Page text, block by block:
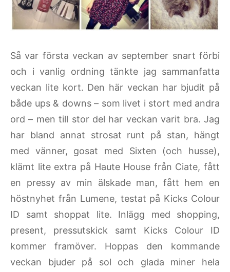
Så var första veckan av september snart förbi
och i vanlig ordning tänkte jag sammanfatta
veckan lite kort. Den här veckan har bjudit på
både ups & downs – som livet i stort med andra
ord – men till stor del har veckan varit bra. Jag
har bland annat strosat runt på stan, hängt
med vänner, gosat med Sixten (och husse),
klämt lite extra på Haute House från Ciate, fått
en pressy av min älskade man, fått hem en
höstnyhet från Lumene, testat på Kicks Colour
ID samt shoppat lite. Inlägg med shopping,
present, pressutskick samt Kicks Colour ID
kommer framöver. Hoppas den kommande
veckan bjuder på sol och glada miner hela